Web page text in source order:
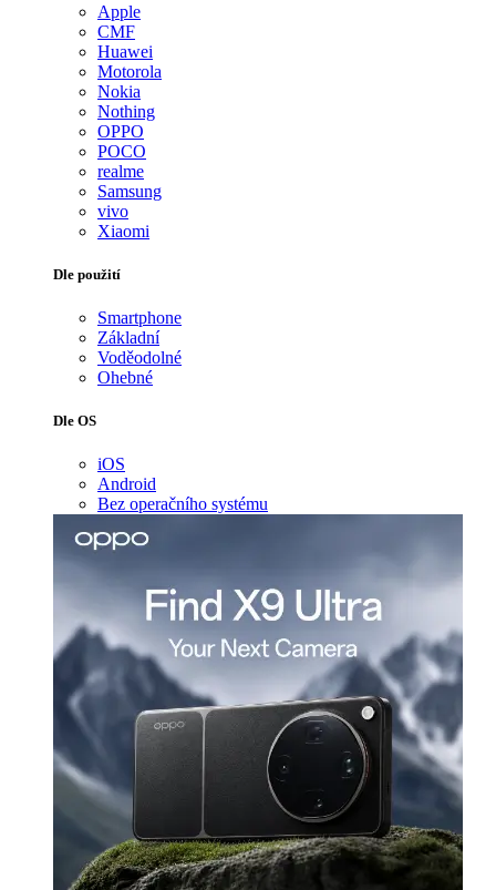
Apple
CMF
Huawei
Motorola
Nokia
Nothing
OPPO
POCO
realme
Samsung
vivo
Xiaomi
Dle použití
Smartphone
Základní
Voděodolné
Ohebné
Dle OS
iOS
Android
Bez operačního systému